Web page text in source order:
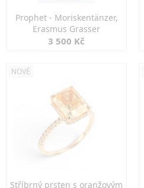
Prophet - Moriskentänzer,
Erasmus Grasser
3 500 Kč
NOVÉ
Stříbrný prsten s oranžovým